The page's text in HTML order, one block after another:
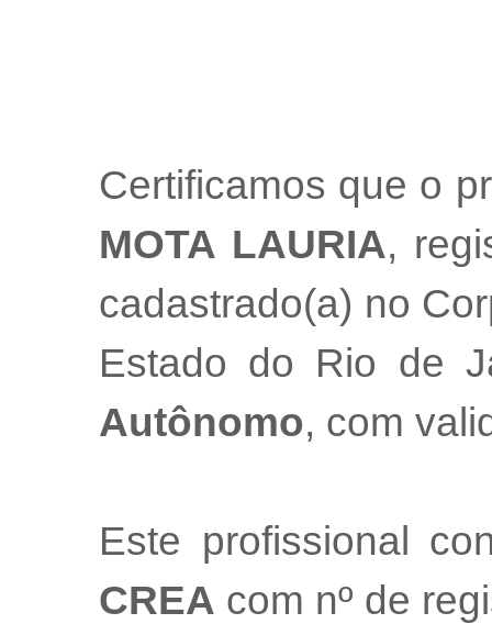
Certificamos que o
MOTA LAURIA,
cadastrado(a) no
Estado do Rio de
Autônomo, com
Este profissional
CREA com nº de